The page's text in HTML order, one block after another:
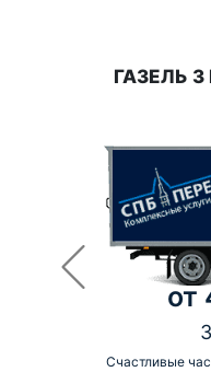
ГАЗЕЛЬ
от
Счастливые